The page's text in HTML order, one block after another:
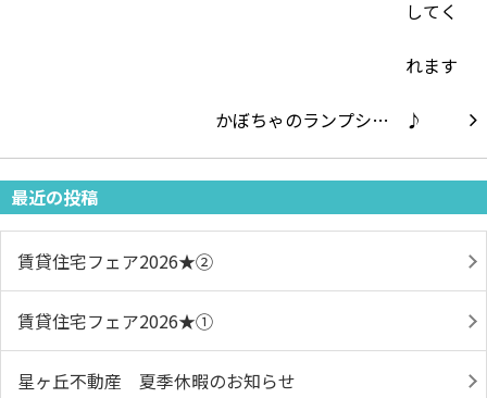
かぼちゃのランプシ…
最近の投稿
賃貸住宅フェア2026★➁
賃貸住宅フェア2026★①
星ヶ丘不動産 夏季休暇のお知らせ